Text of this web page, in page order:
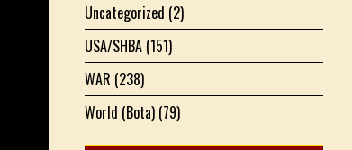
Uncategorized (2)
USA/SHBA (151)
WAR (238)
World (Bota) (79)